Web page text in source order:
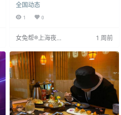
文章详细分析了其环境、住宿、花
销及收入，建议求职者关注月储蓄
全国动态
1 0
女兔帮®上海夜场
1 周前